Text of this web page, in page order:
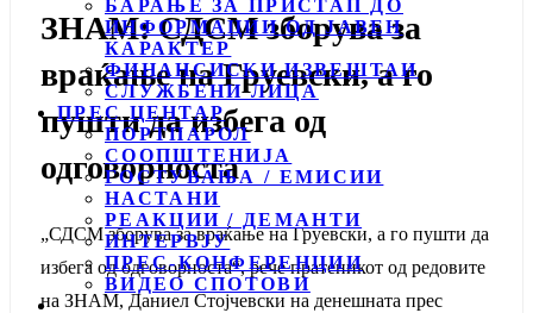
БАРАЊЕ ЗА ПРИСТАП ДО
ИНФОРМАЦИИ ОД ЈАВЕН
КАРАКТЕР
ФИНАНСИСКИ ИЗВЕШТАИ
СЛУЖБЕНИ ЛИЦА
ПРЕС ЦЕНТАР
ПОРТПАРОЛ
СООПШТЕНИЈА
ГОСТУВАЊА / ЕМИСИИ
НАСТАНИ
РЕАКЦИИ / ДЕМАНТИ
ИНТЕРВЈУ
ПРЕС-КОНФЕРЕНЦИИ
ВИДЕО СПОТОВИ
ЗНАМ: СДСМ зборува за
враќање на Груевски, а го
пушти да избега од
одговорноста
„СДСМ зборува за враќање на Груевски, а го пушти да
избега од одговорноста“, рече пратеникот од редовите
на ЗНАМ, Даниел Стојчевски на денешната прес